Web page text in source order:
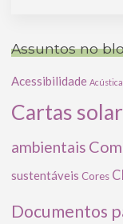
Assuntos no
Acessibilidade Acústica
Cartas
ambientais
sustentáveis Cores
Documentos